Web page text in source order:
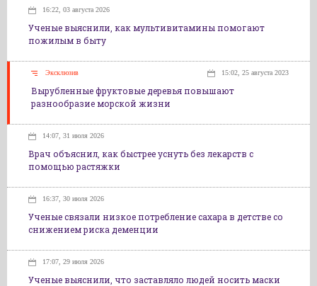
16:22, 03 августа 2026
Ученые выяснили, как мультивитамины помогают
пожилым в быту
Эксклюзив 15:02, 25 августа 2023
Вырубленные фруктовые деревья повышают
разнообразие морской жизни
14:07, 31 июля 2026
Врач объяснил, как быстрее уснуть без лекарств с
помощью растяжки
16:37, 30 июля 2026
Ученые связали низкое потребление сахара в детстве со
снижением риска деменции
17:07, 29 июля 2026
Ученые выяснили, что заставляло людей носить маски